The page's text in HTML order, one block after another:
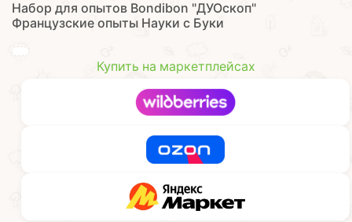
Набор для опытов Bondibon "ДУОскоп"
Французские опыты Науки с Буки
Купить на маркетплейсах